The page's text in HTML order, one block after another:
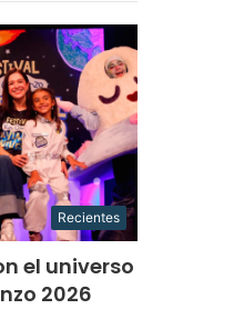
Recientes
el universo
2026